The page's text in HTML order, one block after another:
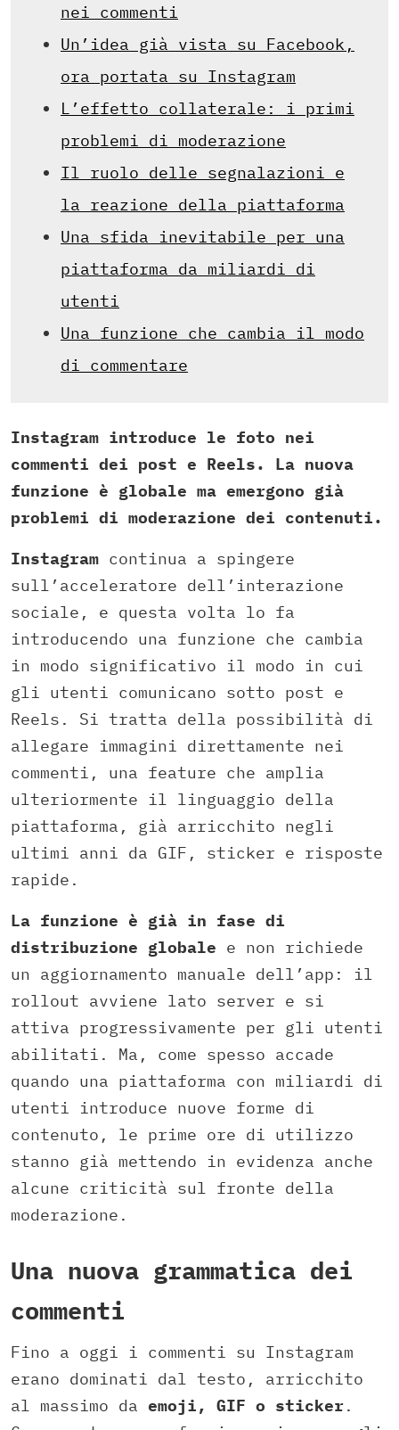
nei commenti
Un’idea già vista su Facebook,
ora portata su Instagram
L’effetto collaterale: i primi
problemi di moderazione
Il ruolo delle segnalazioni e
la reazione della piattaforma
Una sfida inevitabile per una
piattaforma da miliardi di
utenti
Una funzione che cambia il modo
di commentare
Instagram introduce le foto nei
commenti dei post e Reels. La nuova
funzione è globale ma emergono già
problemi di moderazione dei contenuti.
Instagram continua a spingere
sull’acceleratore dell’interazione
sociale, e questa volta lo fa
introducendo una funzione che cambia
in modo significativo il modo in cui
gli utenti comunicano sotto post e
Reels. Si tratta della possibilità di
allegare immagini direttamente nei
commenti, una feature che amplia
ulteriormente il linguaggio della
piattaforma, già arricchito negli
ultimi anni da GIF, sticker e risposte
rapide.
La funzione è già in fase di
distribuzione globale e non richiede
un aggiornamento manuale dell’app: il
rollout avviene lato server e si
attiva progressivamente per gli utenti
abilitati. Ma, come spesso accade
quando una piattaforma con miliardi di
utenti introduce nuove forme di
contenuto, le prime ore di utilizzo
stanno già mettendo in evidenza anche
alcune criticità sul fronte della
moderazione.
Una nuova grammatica dei
commenti
Fino a oggi i commenti su Instagram
erano dominati dal testo, arricchito
al massimo da emoji, GIF o sticker .